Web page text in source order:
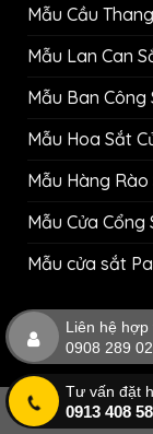
Mẫu Cầu
Mẫu Lan Can
Mẫu Ban
Mẫu Hoa Sắt
Mẫu Hàng
Mẫu Cửa
Mẫu cửa sắt
Liên hệ hợp
0908 289
Tư vấn đặt
0913 408
Copyright ©